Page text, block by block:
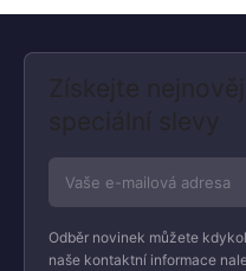
Získejte
speciální slevy
Odběr novinek můžete
naše kontaktní informace